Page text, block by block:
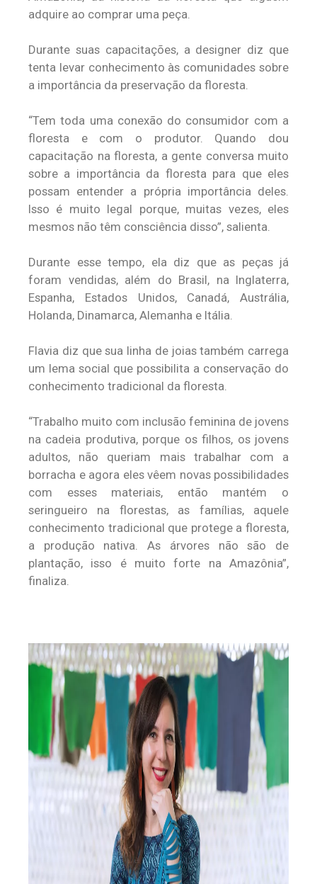
adquire ao comprar uma peça.
Durante suas capacitações, a designer diz que
tenta levar conhecimento às comunidades sobre
a importância da preservação da floresta.
“Tem toda uma conexão do consumidor com a
floresta e com o produtor. Quando dou
capacitação na floresta, a gente conversa muito
sobre a importância da floresta para que eles
possam entender a própria importância deles.
Isso é muito legal porque, muitas vezes, eles
mesmos não têm consciência disso”, salienta.
Durante esse tempo, ela diz que as peças já
foram vendidas, além do Brasil, na Inglaterra,
Espanha, Estados Unidos, Canadá, Austrália,
Holanda, Dinamarca, Alemanha e Itália.
Flavia diz que sua linha de joias também carrega
um lema social que possibilita a conservação do
conhecimento tradicional da floresta.
“Trabalho muito com inclusão feminina de jovens
na cadeia produtiva, porque os filhos, os jovens
adultos, não queriam mais trabalhar com a
borracha e agora eles vêem novas possibilidades
com esses materiais, então mantém o
seringueiro na florestas, as famílias, aquele
conhecimento tradicional que protege a floresta,
a produção nativa. As árvores não são de
plantação, isso é muito forte na Amazônia”,
finaliza.